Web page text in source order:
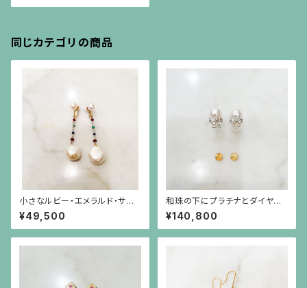
同じカテゴリの商品
小さなルビー・エメラルド・サファ
イアのビーズの下にバロックパ
ールが揺れるイヤリング
¥49,500
和珠の下にプラチナとダイヤモ
ンドのリボンのピアス（18金ポス
ト）
¥140,800